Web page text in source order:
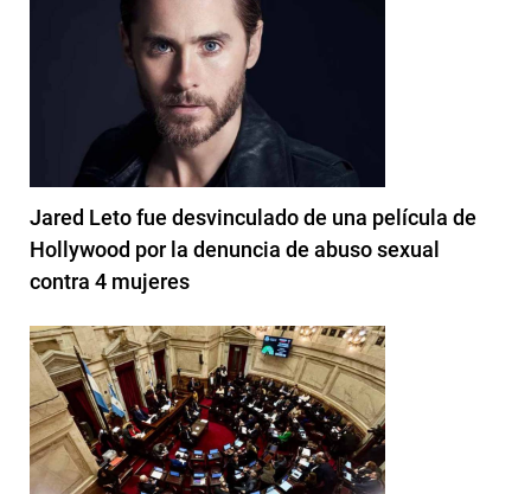
Jared Leto fue desvinculado de una película de
Hollywood por la denuncia de abuso sexual
contra 4 mujeres